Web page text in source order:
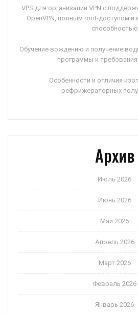
VPS для организации VPN с
OpenVPN, полным root-доступом и
способностью
Обучение вождению и получение
программы и
Особенности и отличия
рефрижераторных
Архив
Июль 2026
Июнь 2026
Май 2026
Апрель 2026
Март 2026
Февраль 2026
Январь 2026